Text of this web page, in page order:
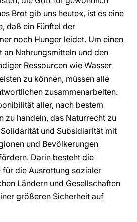
Brot gib uns heute«, ist es eine
daß ein Fünftel der
noch Hunger leidet. Um einen
an Nahrungsmitteln und den
Ressourcen wie Wasser
zu können, müssen alle
zusammenarbeiten.
aller, nach bestem
zu handeln, das Naturrecht zu
und Subsidiarität mit
und Bevölkerungen
Darin besteht die
die Ausrottung sozialer
Ländern und Gesellschaften
größeren Sicherheit auf